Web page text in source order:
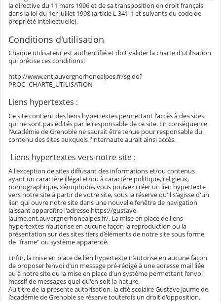
la directive du 11 mars 1996 et de sa transposition en droit français
dans la loi du 1er juillet 1998 (article L 341-1 et suivants du code de
propriété intellectuelle).
Conditions d'utilisation
Chaque utilisateur est authentifié et doit valider la charte d'utilisation
qui précise ces conditions:
http://www.ent.auvergnerhonealpes.fr/sg.do?
PROC=CHARTE_UTILISATION
Liens hypertextes :
Ce site contient des liens hypertextes permettant l'accès à des sites
qui ne sont pas édités par le responsable de ce site. En conséquence
l'Académie de Grenoble ne saurait être tenue pour responsable du
contenu des sites auxquels l'internaute aurait ainsi accès.
Liens hypertextes vers notre site :
A l'exception de sites diffusant des informations et/ou contenus
ayant un caractère illégal et/ou à caractère politique, religieux,
pornographique, xénophobe, vous pouvez créer un lien hypertexte
vers notre site à partir de votre site, sous la réserve qu'il s'agisse d'un
lien qui ouvre notre site dans une nouvelle fenêtre de navigation
laissant apparaître l'adresse https://gustave-
jaume.ent.auvergnerhonealpes.fr/. La mise en place de liens
hypertextes n’autorise en aucune façon la reproduction ou la
présentation sur des sites tiers d’éléments de notre site sous forme
de "frame" ou système apparenté.
Enfin, la mise en place de lien hypertexte n’autorise en aucune façon
de proposer l’envoi d’un message pré-rédigé à une adresse mail liée
au à notre site ou la mise en place d’un système permettant l’envoi
massif de messages quel qu'en soit la nature.
Au titre de la présente autorisation, la cité scolaire Gustave Jaume de
l’académie de Grenoble se réserve toutefois un droit d'opposition.